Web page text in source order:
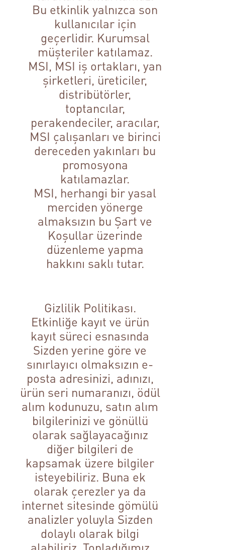
Bu etkinlik yalnızca son
kullanıcılar için
geçerlidir. Kurumsal
müşteriler katılamaz.
MSI, MSI iş ortakları, yan
şirketleri, üreticiler,
distribütörler,
toptancılar,
perakendeciler, aracılar,
MSI çalışanları ve birinci
dereceden yakınları bu
promosyona
katılamazlar.
MSI, herhangi bir yasal
merciden yönerge
almaksızın bu Şart ve
Koşullar üzerinde
düzenleme yapma
hakkını saklı tutar.
Gizlilik Politikası.
Etkinliğe kayıt ve ürün
kayıt süreci esnasında
Sizden yerine göre ve
sınırlayıcı olmaksızın e-
posta adresinizi, adınızı,
ürün seri numaranızı, ödül
alım kodunuzu, satın alım
bilgilerinizi ve gönüllü
olarak sağlayacağınız
diğer bilgileri de
kapsamak üzere bilgiler
isteyebiliriz. Buna ek
olarak çerezler ya da
internet sitesinde gömülü
analizler yoluyla Sizden
dolaylı olarak bilgi